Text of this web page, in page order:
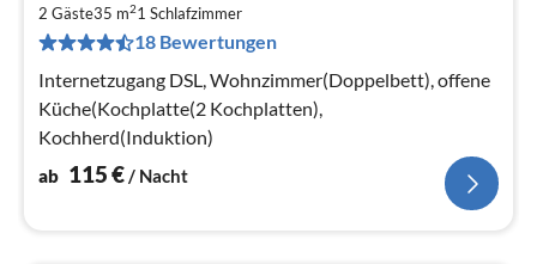
2 Gäste35 m21 Schlafzimmer
18 Bewertungen
Internetzugang DSL, Wohnzimmer(Doppelbett), offene
Küche(Kochplatte(2 Kochplatten),
Kochherd(Induktion)
ab 115€/ Nacht